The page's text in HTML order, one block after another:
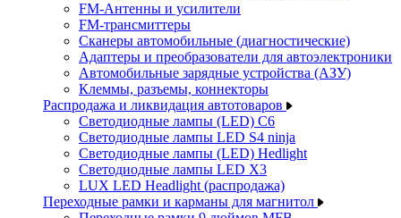
FM-Антенны и усилители
FM-трансмиттеры
Сканеры автомобильные (диагностические)
Адаптеры и преобразователи для автоэлектроники
Автомобильные зарядные устройства (АЗУ)
Клеммы, разъемы, коннекторы
Распродажа и ликвидация автотоваров
Светодиодные лампы (LED) C6
Светодиодные лампы LED S4 ninja
Светодиодные лампы (LED) Hedlight
Светодиодные лампы LED X3
LUX LED Headlight (распродажа)
Переходные рамки и карманы для магнитол